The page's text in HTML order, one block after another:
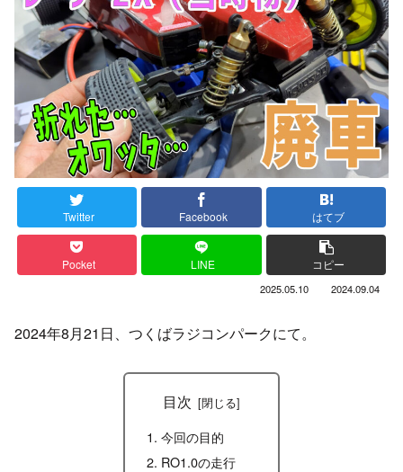
Twitter Facebook はてブ
Pocket LINE コピー
2025.05.10 2024.09.04
2024年8月21日、つくばラジコンパークにて。
目次
今回の目的
RO1.0の走行